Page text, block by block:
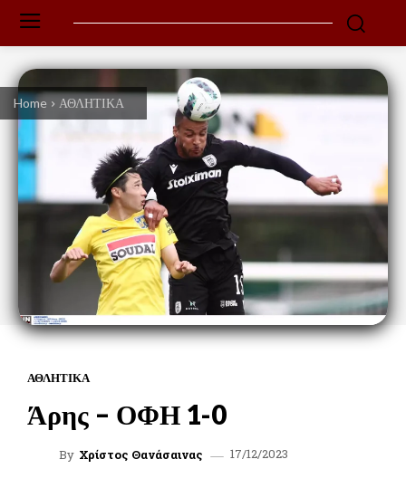
Home ΑΘΛΗΤΙΚΑ
ΑΘΛΗΤΙΚΑ
Άρης – ΟΦΗ 1-0
By Χρίστος Θανάσαινας 17/12/2023